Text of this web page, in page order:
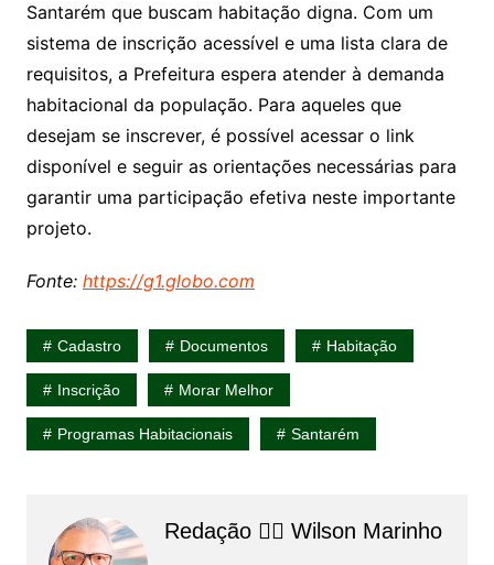
Santarém que buscam habitação digna. Com um
sistema de inscrição acessível e uma lista clara de
requisitos, a Prefeitura espera atender à demanda
habitacional da população. Para aqueles que
desejam se inscrever, é possível acessar o link
disponível e seguir as orientações necessárias para
garantir uma participação efetiva neste importante
projeto.
Fonte: https://g1.globo.com
Cadastro Documentos Habitação
Inscrição Morar Melhor
Programas Habitacionais Santarém
Redação 👨‍⚖️​ Wilson Marinho